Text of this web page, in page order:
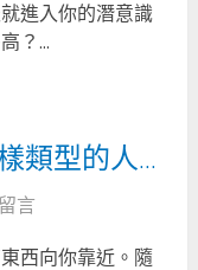
進入你的潛意識
？...
類型的人…
言
西向你靠近。隨